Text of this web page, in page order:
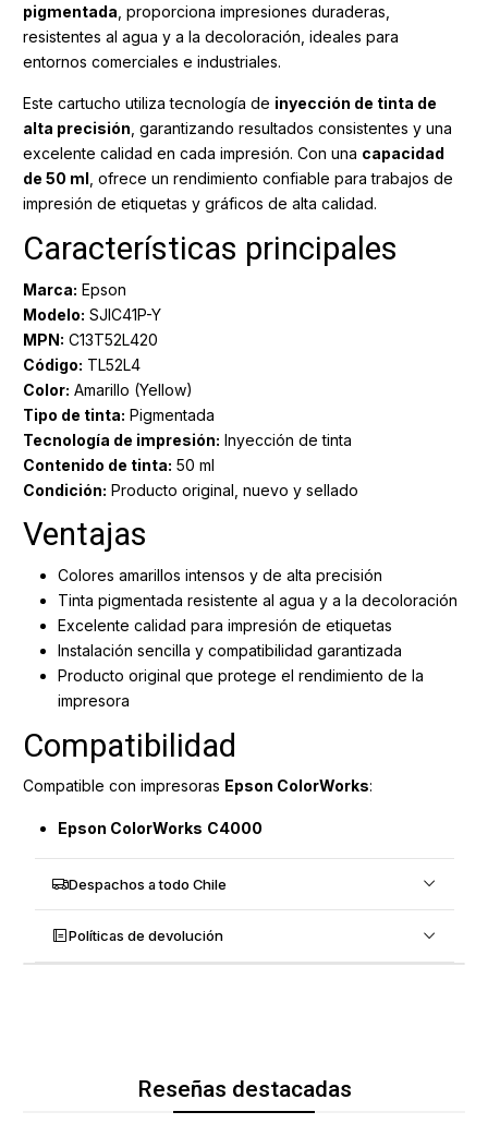
pigmentada , proporciona impresiones duraderas,
resistentes al agua y a la decoloración, ideales para
entornos comerciales e industriales.
Este cartucho utiliza tecnología de inyección de tinta de
alta precisión , garantizando resultados consistentes y una
excelente calidad en cada impresión. Con una capacidad
de 50 ml , ofrece un rendimiento confiable para trabajos de
impresión de etiquetas y gráficos de alta calidad.
Características principales
Marca: Epson
Modelo: SJIC41P-Y
MPN: C13T52L420
Código: TL52L4
Color: Amarillo (Yellow)
Tipo de tinta: Pigmentada
Tecnología de impresión: Inyección de tinta
Contenido de tinta: 50 ml
Condición: Producto original, nuevo y sellado
Ventajas
Colores amarillos intensos y de alta precisión
Tinta pigmentada resistente al agua y a la decoloración
Excelente calidad para impresión de etiquetas
Instalación sencilla y compatibilidad garantizada
Producto original que protege el rendimiento de la
impresora
Compatibilidad
Compatible con impresoras Epson ColorWorks:
Epson ColorWorks C4000
Despachos a todo Chile
Políticas de devolución
Reseñas destacadas